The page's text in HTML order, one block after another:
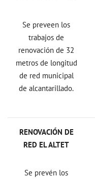
Se preveen los
trabajos de
renovación de 32
metros de longitud
de red municipal
de alcantarillado.
RENOVACIÓN DE
RED EL ALTET
Se prevén los